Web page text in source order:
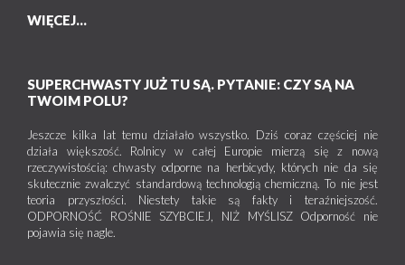
WIĘCEJ...
SUPERCHWASTY JUŻ TU SĄ. PYTANIE: CZY SĄ NA
TWOIM POLU?
Jeszcze kilka lat temu działało wszystko. Dziś coraz częściej nie
działa większość. Rolnicy w całej Europie mierzą się z nową
rzeczywistością: chwasty odporne na herbicydy, których nie da się
skutecznie zwalczyć standardową technologią chemiczną. To nie jest
teoria przyszłości. Niestety takie są fakty i teraźniejszość.
ODPORNOŚĆ ROŚNIE SZYBCIEJ, NIŻ MYŚLISZ Odporność nie
pojawia się nagle.